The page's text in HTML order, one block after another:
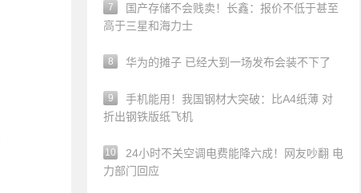
7
国产存储不会贱卖！长鑫：报价不低于甚至
高于三星和海力士
8 华为的摊子 已经大到一场发布会装不下了
9
手机能用！我国钢材大突破：比A4纸薄 对
折出钢铁版纸飞机
10
24小时不关空调电费能降六成！网友吵翻 电
力部门回应